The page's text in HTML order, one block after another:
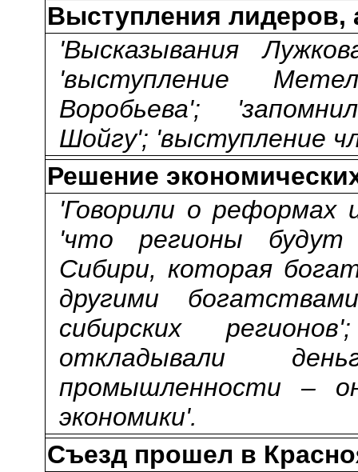
Выступления лидеров,
'Высказывания
'выступление
Воробьева';
Шойгу'; 'выступление
Решение
'Говорили о реформах
'что регионы будут
Сибири, которая
другими
сибирских
откладывали
промышленности –
экономики'.
Съезд прошел в